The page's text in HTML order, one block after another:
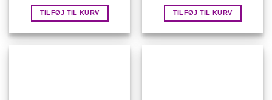
TILFØJ TIL KURV TILFØJ TIL KURV